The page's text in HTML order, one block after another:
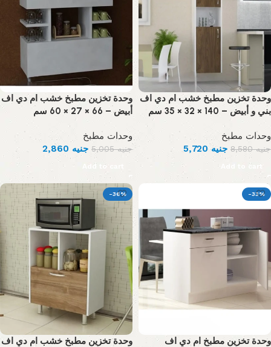
وحدة تخزين مطبخ خشب ام دي اف
بني و أبيض – 140 × 32 × 35 سم
وحدات مطبخ
جنيه8,580 جنيه5,720
Add to cart
وحدة تخزين مطبخ خشب ام دي اف
أبيض – 66 × 27 × 60 سم
وحدات مطبخ
جنيه5,005 جنيه 2,860
Add to cart
-33%
وحدة تخزين مطبخ ام دي اف
-36%
وحدة تخزين مطبخ خشب ام دي اف